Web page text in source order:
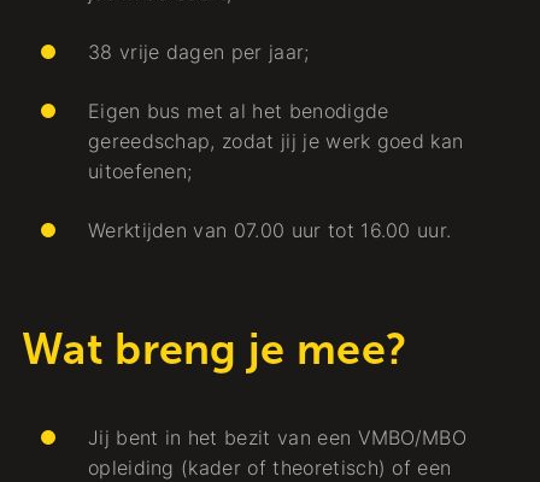
38 vrije dagen per jaar;
Eigen bus met al het benodigde
gereedschap, zodat jij je werk goed kan
uitoefenen;
Werktijden van 07.00 uur tot 16.00 uur.
Wat breng je mee?
Jij bent in het bezit van een VMBO/MBO
opleiding (kader of theoretisch) of een